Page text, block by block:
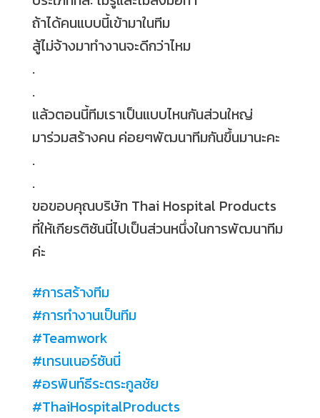
ถ้าได้คนแบบนี้เข้ามาในทีม
สู้ไม่จ้างมาทำงานจะดีกว่าไหม
.
.
แล้วตอนนี้ทีมเราเป็นแบบไหนกันส่วนใหญ่
มาร่วมสร้างคน ค่อยๆพัฒนาทีมกันขึ้นมานะคะ
.
.
ขอขอบคุณบริษัท Thai Hospital Products
ที่ให้เกียรติซันนี่ไปเป็นส่วนหนึ่งในการพัฒนาทีม
ค่ะ
#การสร้างทีม
#การทำงานเป็นทีม
#Teamwork
#เทรนเนอร์ซันนี่
#อรพินท์ธีระตระกูลชัย
#ThaiHospitalProducts